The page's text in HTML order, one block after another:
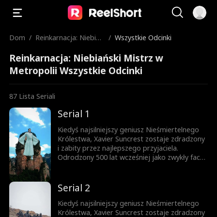
Dom / Reinkarnacja: Niebiań
lii
/ Wszystkie Odcinki
Reinkarnacja: Niebiański Mistrz w
Metropolii Wszystkie Odcinki
87 Lista Seriali
Serial 1
Kiedyś najsilniejszy geniusz Nieśmiertelnego
Królestwa, Xavier Suncrest zostaje zdradzony
i zabity przez najlepszego przyjaciela.
Odrodzony 500 lat wcześniej jako zwykły facet
zostaje odrzucony, upokorzony i
pozostawiony z niczym. Dzięki mocy
kulturowej z poprzedniego życia i rosnącej
grupie lojalnych sprzymierzeńców, Xavier
Serial 2
Kiedyś najsilniejszy geniusz Nieśmiertelnego
Królestwa, Xavier Suncrest zostaje zdradzony